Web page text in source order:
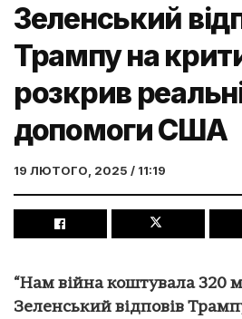
Зеленський
Трампу на
розкрив
допомоги США
19 ЛЮТОГО, 2025 / 11:19
“Нам війна коштувала 320
Зеленський відповів